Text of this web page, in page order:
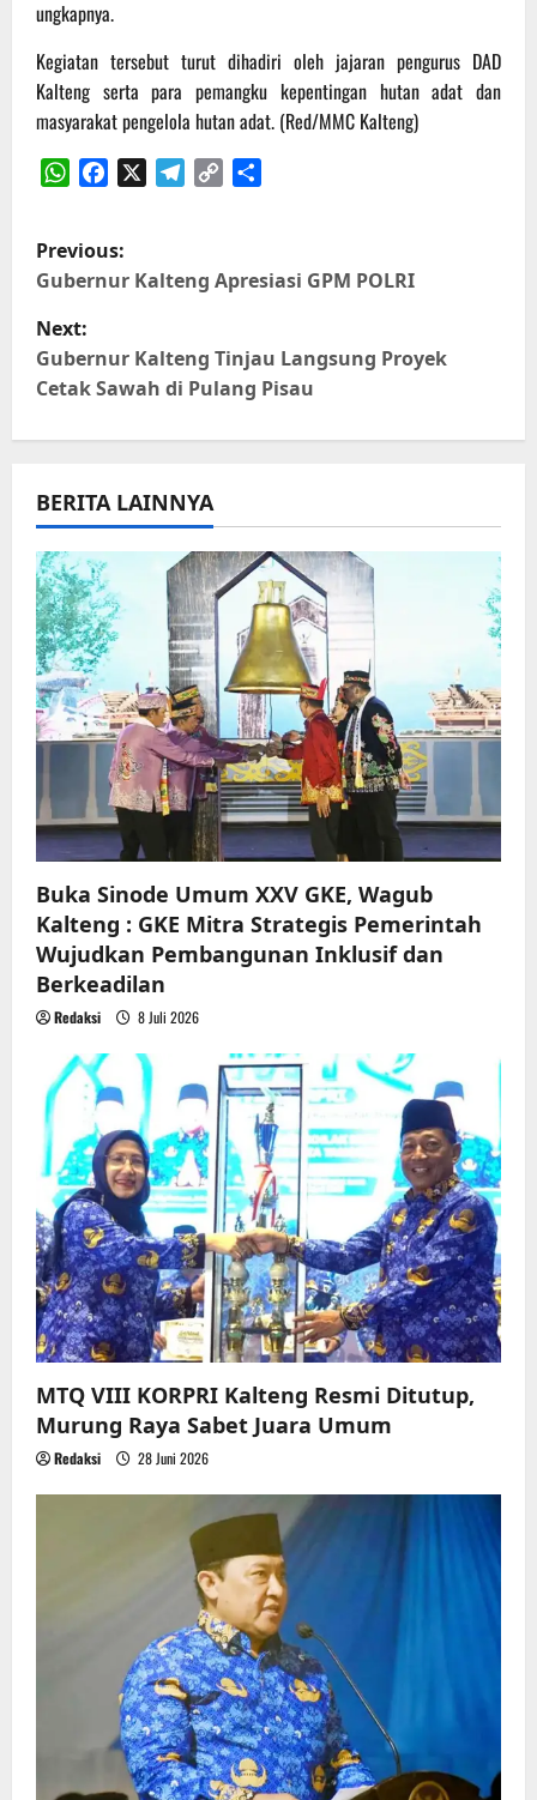
ungkapnya.
Kegiatan tersebut turut dihadiri oleh jajaran pengurus DAD
Kalteng serta para pemangku kepentingan hutan adat dan
masyarakat pengelola hutan adat. (Red/MMC Kalteng)
P
o
s
t
n
a
v
i
g
a
t
i
o
n
Previous:
Gubernur Kalteng Apresiasi GPM POLRI
Next:
Gubernur Kalteng Tinjau Langsung Proyek
Cetak Sawah di Pulang Pisau
BERITA LAINNYA
Buka Sinode Umum XXV GKE, Wagub
Kalteng : GKE Mitra Strategis Pemerintah
Wujudkan Pembangunan Inklusif dan
Berkeadilan
Redaksi 8 Juli 2026
MTQ VIII KORPRI Kalteng Resmi Ditutup,
Murung Raya Sabet Juara Umum
Redaksi 28 Juni 2026